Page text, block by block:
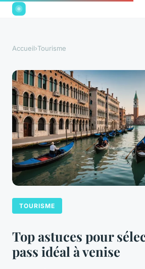
Accueil›Tourisme
TOURISME
Top astuces pour
pass idéal à venise